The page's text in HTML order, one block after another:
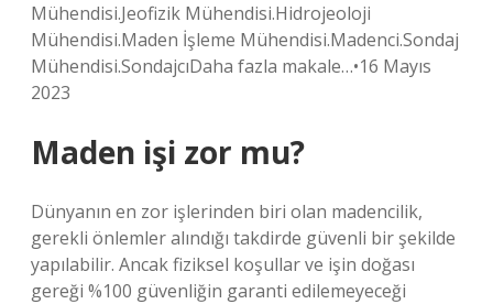
Mühendisi.Jeofizik Mühendisi.Hidrojeoloji
Mühendisi.Maden İşleme Mühendisi.Madenci.Sondaj
Mühendisi.SondajcıDaha fazla makale…•16 Mayıs
2023
Maden işi zor mu?
Dünyanın en zor işlerinden biri olan madencilik,
gerekli önlemler alındığı takdirde güvenli bir şekilde
yapılabilir. Ancak fiziksel koşullar ve işin doğası
gereği %100 güvenliğin garanti edilemeyeceği